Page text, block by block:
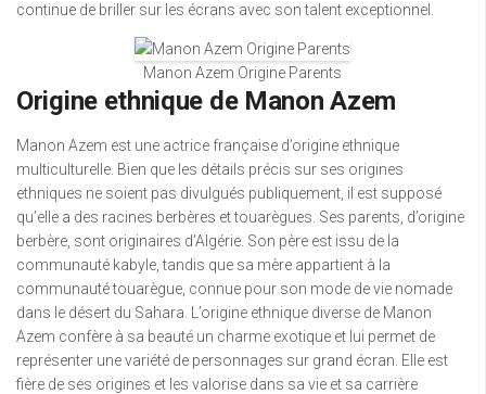
continue de briller sur les écrans avec son talent exceptionnel.
Manon Azem Origine Parents
Origine ethnique de Manon Azem
Manon Azem est une actrice française d’origine ethnique
multiculturelle. Bien que les détails précis sur ses origines
ethniques ne soient pas divulgués publiquement, il est supposé
qu’elle a des racines berbères et touarègues. Ses parents, d’origine
berbère, sont originaires d’Algérie. Son père est issu de la
communauté kabyle, tandis que sa mère appartient à la
communauté touarègue, connue pour son mode de vie nomade
dans le désert du Sahara. L’origine ethnique diverse de Manon
Azem confère à sa beauté un charme exotique et lui permet de
représenter une variété de personnages sur grand écran. Elle est
fière de ses origines et les valorise dans sa vie et sa carrière